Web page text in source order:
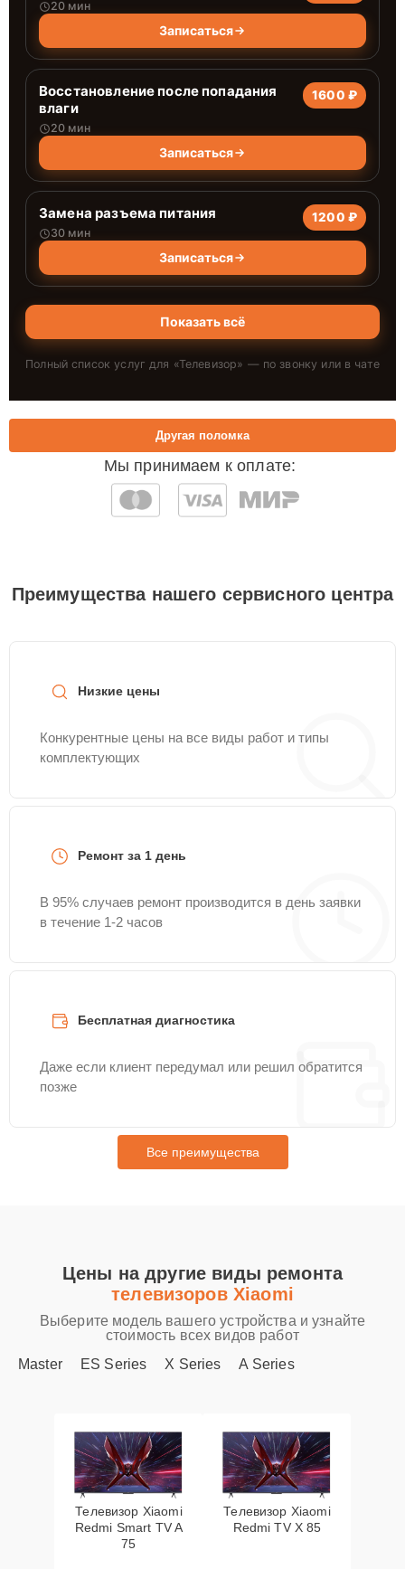
20 мин
Записаться
Восстановление после попадания
влаги
20 мин
1600 ₽
Записаться
Замена разъема питания
30 мин
1200 ₽
Записаться
Показать всё
Полный список услуг для «Телевизор» — по звонку или в чате
Мы принимаем к оплате:
Другая поломка
Преимущества нашего сервисного центра
Низкие цены
Конкурентные цены на все виды работ и типы
комплектующих
Ремонт за 1 день
В 95% случаев ремонт производится в день заявки
в течение 1-2 часов
Бесплатная диагностика
Даже если клиент передумал или решил обратится
позже
Все преимущества
Цены на другие виды ремонта
телевизоров Xiaomi
Выберите модель вашего устройства и узнайте
стоимость всех видов работ
Master
ES Series X Series A Series
Телевизор Xiaomi
Redmi Smart TV A
75
Телевизор Xiaomi
Redmi TV X 85